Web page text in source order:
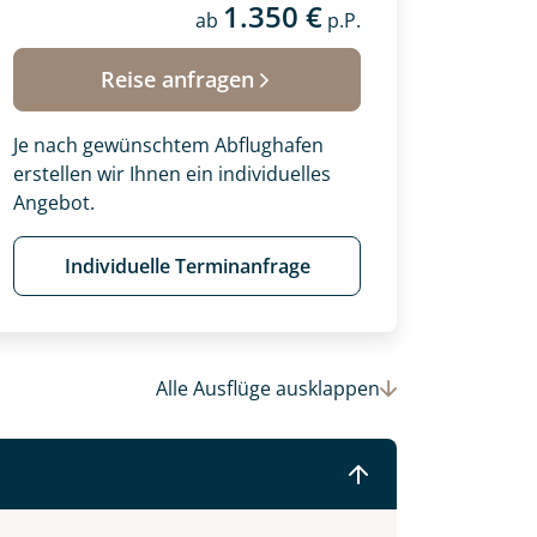
ab 1.350 € p.P.
Reise anfragen
Je nach gewünschtem Abflughafen
erstellen wir Ihnen ein individuelles
Angebot.
Individuelle Terminanfrage
Alle Ausflügeausklappen
Wunschtermine für die Reise
gestalten wir Ihre